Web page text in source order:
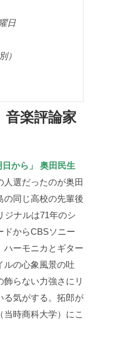
日
）
楽評論家
から」 奥田民生
人選だったのが奥田
の同じ高校の先輩後
ジナルは71年のシ
ドからCBSソニー
ハーモニカとギター
ルの心象風景の吐
らない力強さにリ
る気がする。拓郎が
時商科大学）にこ